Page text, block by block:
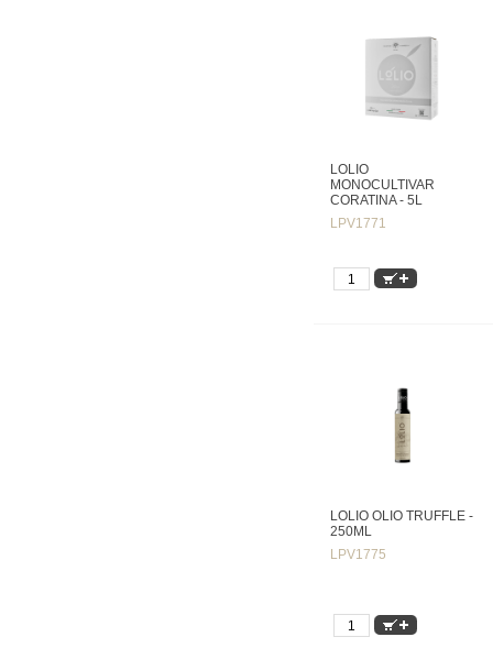
LOLIO
MONOCULTIVAR
CORATINA - 5L
LPV1771
LOLIO OLIO TRUFFLE -
250ML
LPV1775